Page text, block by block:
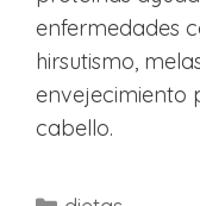
enfermedades
hirsutismo,
envejecimiento
cabello.